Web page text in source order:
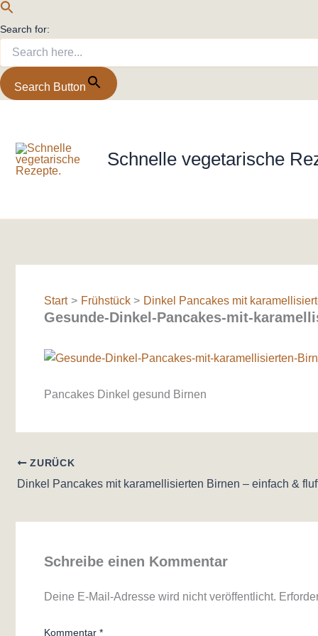
Search for:
Search Button
springen
Schnelle vegetarische
Start Frühstück Dinkel Pancakes mit
Gesunde-Dinkel-Pancakes-mit-
Pancakes Dinkel gesund Birnen
ZURÜCK
Dinkel Pancakes mit karamellisierten Birnen – einfach &
Schreibe einen Kommentar
Deine E-Mail-Adresse wird nicht veröffentlicht.
Kommentar *